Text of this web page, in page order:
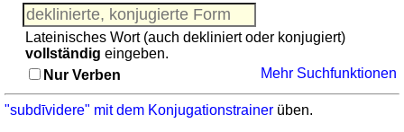
Adjektive
Pronomen
Kongruenz Nomen-Adjektive
Quiz: Toponyme
sonstiges
Pronomen
Kongruenz
Nomen-
Adjektive
Quiz:
Lateinisches Wort (auch dekliniert oder konjugiert)
vollständig eingeben.
Nur Verben
Mehr Suchfunktionen
"subdīvidere" mit dem Konjugationstrainer üben.